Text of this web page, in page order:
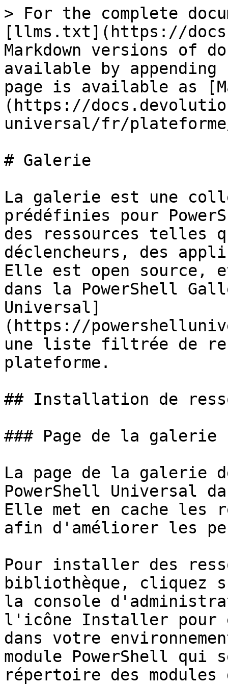
> For the complete
[llms.txt](https://
Markdown versions of
available by
page is available as
(https://
universal/fr/
# Galerie
La galerie est une
prédéfinies pour
des ressources telles
déclencheurs, des
Elle est open source,
dans la PowerShell
Universal]
(https://
une liste filtrée de
plateforme.
## Installation de
### Page de la galerie
La page de la galerie
PowerShell Universal
Elle met en cache les
afin d'améliorer les
Pour installer des
bibliothèque, cliquez
la console
l'icône Installer pour
dans votre
module PowerShell qui
répertoire des